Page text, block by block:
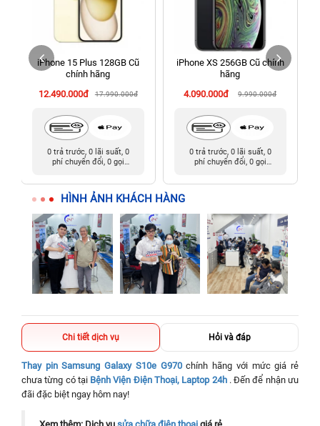
70 Nguyễn An Ninh, Dĩ An, Hồ Chí Minh (Bình Dương Cũ)
24h Vũng Tàu: 162A Ba Cu, Vũng Tàu, Hồ Chí Minh (TP. Vũng
Tàu cũ)
198 Hoàng Văn Thụ, Tân Sơn Nhất, Hồ Chí Minh (Tân Bình
iPhone 15 Plus 128GB Cũ
chính hãng
12.490.000đ
17.990.000đ
0 trả trước, 0 lãi suất, 0
phí chuyển đổi, 0 gọi
iPhone XS 256GB Cũ chính
hãng
4.090.000đ
9.990.000đ
0 trả trước, 0 lãi suất, 0
phí chuyển đổi, 0 gọi
HÌNH ẢNH KHÁCH HÀNG
Chi tiết dịch vụ Hỏi và đáp
Thay pin Samsung Galaxy S10e G970chính hãng với mức giá rẻ
chưa từng có tại Bệnh Viện Điện Thoại, Laptop 24h . Đến để nhận ưu
đãi đặc biệt ngay hôm nay!